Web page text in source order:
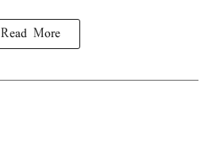
Read More